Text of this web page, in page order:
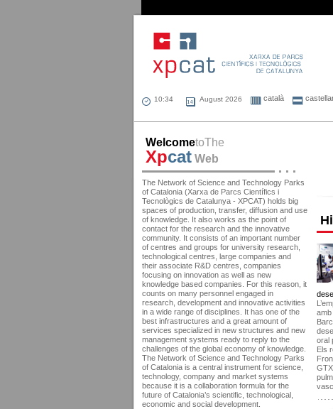
August 2026 català
WelcometoThe
Xpcat Web
The Network of Science and Technology Parks
of Catalonia (Xarxa de Parcs Científics i
Tecnològics de Catalunya - XPCAT) holds big
spaces of production, transfer, diffusion and use
of knowledge. It also works as the point of
contact for the research and the innovative
community. It consists of an important number
of centres and groups for university research,
technological centres, large companies and
their associate R&D centres, companies
focusing on innovation as well as new
knowledge based companies. For this reason, it
counts on many personnel engaged in
research, development and innovative activities
in a wide range of disciplines. It has one of the
best infrastructures and a great amount of
services specialized in new structures and new
management systems ready to reply to the
challenges of the global economy of knowledge.
The Network of Science and Technology Parks
of Catalonia is a central instrument for science,
technology, company and market systems
because it is a collaboration formula for the
future of Catalonia’s scientific, technological,
economic and social development.
oral
Els